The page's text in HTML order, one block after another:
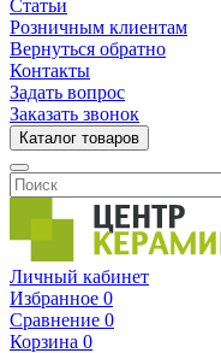
Статьи
Розничным клиентам
Вернуться обратно
Контакты
Задать вопрос
Заказать звонок
Каталог товаров
Личный кабинет
Избранное 0
Сравнение 0
Корзина 0